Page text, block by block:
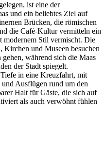
ist eine der
und ein beliebtes Ziel auf
Brücken, die römischen
die Café-Kultur vermitteln ein
modernem Stil vermischt. Die
Kirchen und Museen besuchen
während sich die Maas
der Stadt spiegelt.
in eine Kreuzfahrt, mit
Ausflügen rund um den
Halt für Gäste, die sich auf
als auch verwöhnt fühlen